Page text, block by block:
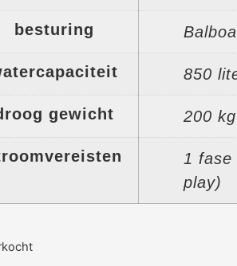
besturing Balboa
850
gewicht 200 kg
1 fase
play)